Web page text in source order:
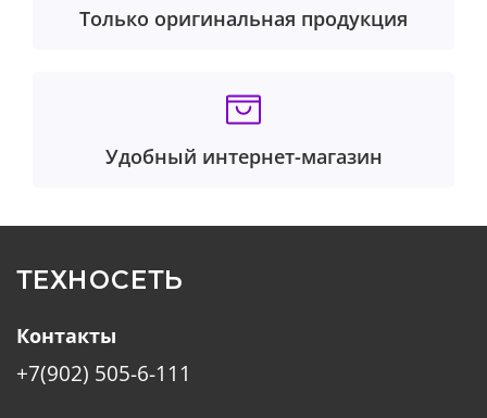
Только оригинальная продукция
Удобный интернет-магазин
ТЕХНОСЕТЬ
Контакты
+7(902) 505-6-111